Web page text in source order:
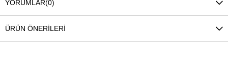
YORUMLAR(0)
ÜRÜN ÖNERILERI